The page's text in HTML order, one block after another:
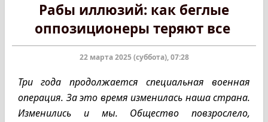
Рабы иллюзий: как беглые
оппозиционеры теряют все
22 марта 2025 (суббота), 07:28
Три года продолжается специальная военная
операция. За это время изменилась наша страна.
Изменились и мы. Общество повзрослело,